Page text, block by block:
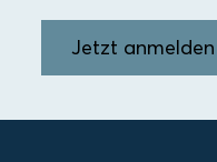
Jetzt anmelden